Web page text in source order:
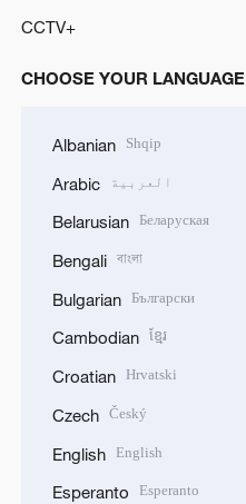
CCTV+
CHOOSE YOUR LANGUAGE
Albanian Shqip
Arabic العربية
Belarusian Беларуская
Bengali বাংলা
Bulgarian Български
Cambodian ខ្មែរ
Croatian Hrvatski
Czech Český
English English
Esperanto Esperanto